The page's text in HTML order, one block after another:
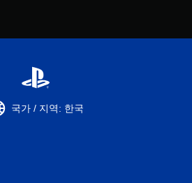
국가 / 지역: 한국